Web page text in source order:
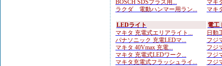
BOSCH SDSプラス用...
ラクダ 電動ハンマー用ラン...
マキ
マキ
LEDライト
マキタ 充電式エリアライト...
パナソニック 充電LEDマ...
マキタ 40Vmax 充電...
マキタ 充電式LEDワーク...
マキタ充電式フラッシュライ...
電工
日動
フジ
フジ
フジ
フジ